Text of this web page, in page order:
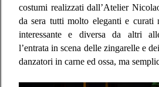
costumi realizzati dall’Atelier
da sera tutti molto eleganti e curati
interessante e diversa da altri
l’entrata in scena delle zingarelle e
danzatori in carne ed ossa, ma